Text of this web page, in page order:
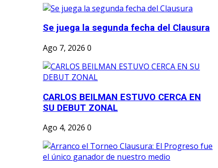
Se juega la segunda fecha del Clausura
Ago 7, 2026 0
CARLOS BEILMAN ESTUVO CERCA EN
SU DEBUT ZONAL
Ago 4, 2026 0